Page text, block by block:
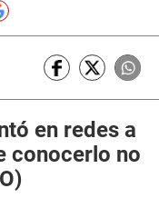
en redes a
conocerlo no